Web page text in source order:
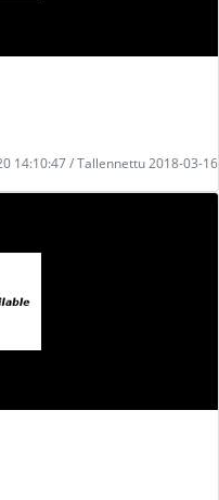
14:10:47 / Tallennettu 2018-03-16